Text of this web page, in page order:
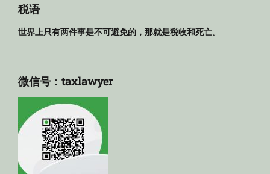
库
税语
世界上只有两件事是不可避免的，那就是税收和死亡。
微信号：taxlawyer